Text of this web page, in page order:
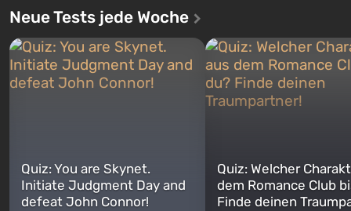
Neue Tests jede Woche
Quiz: You are Skynet.
Initiate Judgment Day and
defeat John Connor!
Quiz: Welcher
dem Romance Club
Finde deinen